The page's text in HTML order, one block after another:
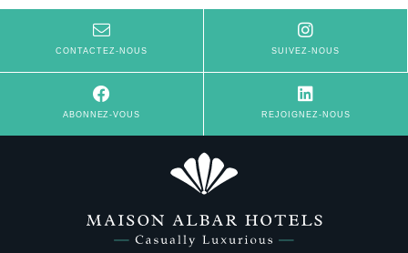
CONTACTEZ-NOUS SUIVEZ-NOUS
ABONNEZ-VOUS REJOIGNEZ-NOUS